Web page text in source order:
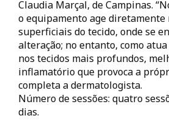
Claudia Marçal, de Campinas.
o equipamento age diretamente
superficiais do tecido, onde se
alteração; no entanto, como
nos tecidos mais profundos,
inflamatório que provoca a
completa a dermatologista.
Número de sessões: quatro
dias.